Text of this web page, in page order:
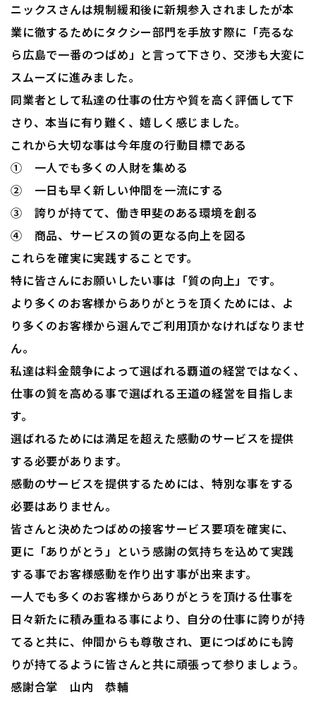
ニックスさんは規制緩和後に新規参入されましたが本
業に徹するためにタクシー部門を手放す際に「売るな
ら広島で一番のつばめ」と言って下さり、交渉も大変に
スムーズに進みました。
同業者として私達の仕事の仕方や質を高く評価して下
さり、本当に有り難く、嬉しく感じました。
これから大切な事は今年度の行動目標である
① 一人でも多くの人財を集める
② 一日も早く新しい仲間を一流にする
③ 誇りが持てて、働き甲斐のある環境を創る
④ 商品、サービスの質の更なる向上を図る
これらを確実に実践することです。
特に皆さんにお願いしたい事は「質の向上」です。
より多くのお客様からありがとうを頂くためには、よ
り多くのお客様から選んでご利用頂かなければなりませ
ん。
私達は料金競争によって選ばれる覇道の経営ではなく、
仕事の質を高める事で選ばれる王道の経営を目指しま
す。
選ばれるためには満足を超えた感動のサービスを提供
する必要があります。
感動のサービスを提供するためには、特別な事をする
必要はありません。
皆さんと決めたつばめの接客サービス要項を確実に、
更に「ありがとう」という感謝の気持ちを込めて実践
する事でお客様感動を作り出す事が出来ます。
一人でも多くのお客様からありがとうを頂ける仕事を
日々新たに積み重ねる事により、自分の仕事に誇りが持
てると共に、仲間からも尊敬され、更につばめにも誇
りが持てるように皆さんと共に頑張って参りましょう。
感謝合掌 山内 恭輔